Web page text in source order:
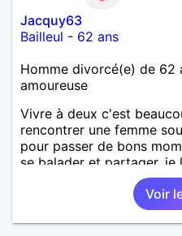
Jacquy63
Bailleul - 62 ans
Homme divorcé(e) de 62
amoureuse
Vivre à deux c'est
rencontrer une femme
pour passer de bons
se balader et partager, je
complicité. J'aime
randonnée pour se
et finalement prendre du
de tout dire en quelques
Voir